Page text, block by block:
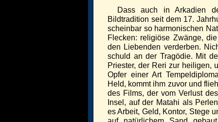
Dass auch in Arkadien
Bildtradition seit dem 17.
scheinbar so harmonischen
Flecken: religiöse Zwänge,
den Liebenden verderben.
schuld an der Tragödie. Mit
Priester, der Reri zur heiligen,
Opfer einer Art
Held, kommt ihm zuvor und
des Films, der vom Verlust
Insel, auf der Matahi als
es Arbeit, Geld, Kontor, Stege